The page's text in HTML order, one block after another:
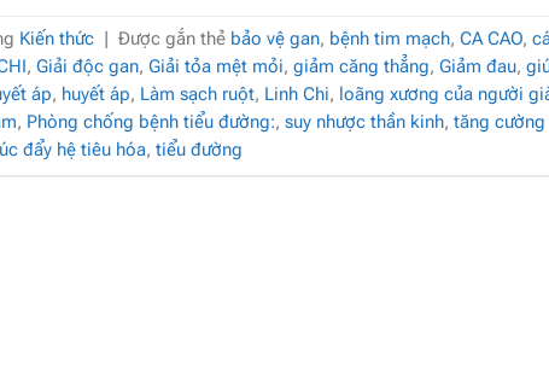
Kiến thức | Được gắn thẻ bảo vệ gan, bệnh tim mạch, CA CAO,
, Giải độc gan, Giải tỏa mệt mỏi, giảm căng thẳng, Giảm đau,
áp, huyết áp, Làm sạch ruột, Linh Chi, loãng xương của người
, Phòng chống bệnh tiểu đường:, suy nhược thần kinh, tăng
đẩy hệ tiêu hóa, tiểu đường